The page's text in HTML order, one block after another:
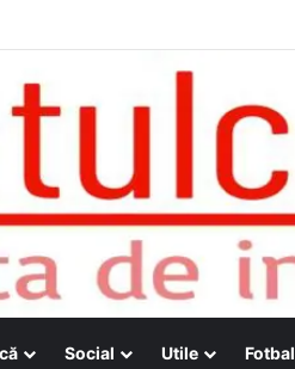
lua parte la Festivalul Folk Țestos
Social Utile Fotbal